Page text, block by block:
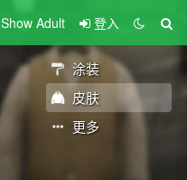
Show Adult 登入
涂装
皮肤
更多